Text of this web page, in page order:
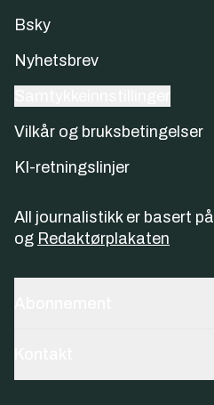
Bsky
Nyhetsbrev
Vilkår og bruksbetingelser
KI-retningslinjer
All journalistikk er basert på
og Redaktørplakaten